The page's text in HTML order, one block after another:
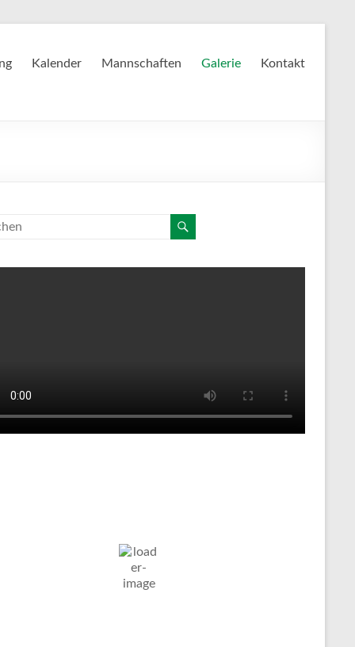
Kalender Mannschaften Galerie Kontakt